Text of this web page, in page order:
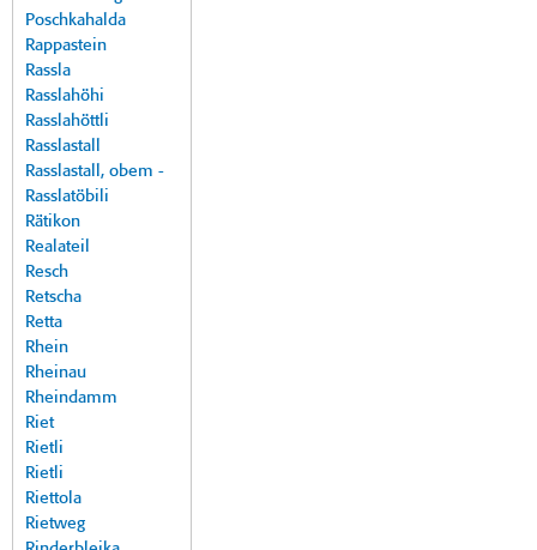
Poschkahalda
Rappastein
Rassla
Rasslahöhi
Rasslahöttli
Rasslastall
Rasslastall, obem -
Rasslatöbili
Rätikon
Realateil
Resch
Retscha
Retta
Rhein
Rheinau
Rheindamm
Riet
Rietli
Rietli
Riettola
Rietweg